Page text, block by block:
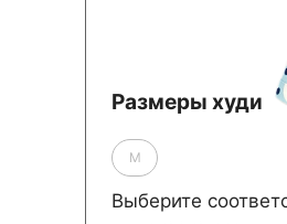
Размеры худи
M
Выберите